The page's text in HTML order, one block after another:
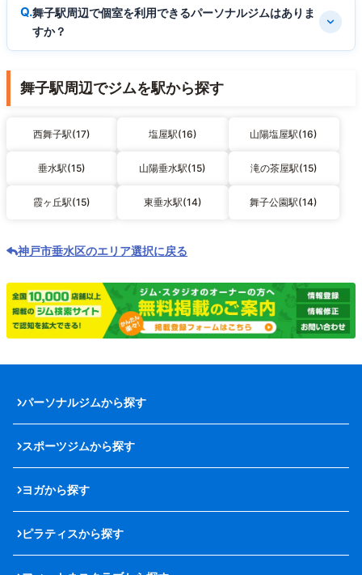
舞子駅周辺で個室を利用できるパーソナルジムはありま
すか？
舞子駅周辺でジムを駅から探す
西舞子駅(17) 塩屋駅(16) 山陽塩屋駅(16)
垂水駅(15) 山陽垂水駅(15) 滝の茶屋駅(15)
霞ヶ丘駅(15) 東垂水駅(14) 舞子公園駅(14)
神戸市垂水区のエリア選択に戻る
パーソナルジムから探す
スポーツジムから探す
ヨガから探す
ピラティスから探す